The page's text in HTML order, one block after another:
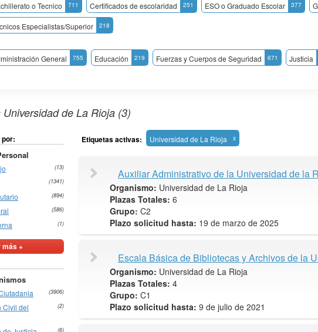
o Tecnico 711 Certificados de escolaridad 251 ESO o Graduado Escolar 377
Especialistas/Superior 218
General 755 Educación 219 Fuerzas y Cuerpos de Seguridad 671 Justicia
de La Rioja (3)
(13)
(1341)
(894)
(586)
(1)
más +
(3906)
Civil del
(2)
(6)
Etiquetas activas: Universidad de La Rioja x
Auxiliar Administrativo de la Universidad de la
Organismo: Universidad de La Rioja
Plazas Totales: 6
Grupo: C2
Plazo solicitud hasta: 19 de marzo de 2025
Escala Básica de Bibliotecas y Archivos de la
Organismo: Universidad de La Rioja
Plazas Totales: 4
Grupo: C1
Plazo solicitud hasta: 9 de julio de 2021